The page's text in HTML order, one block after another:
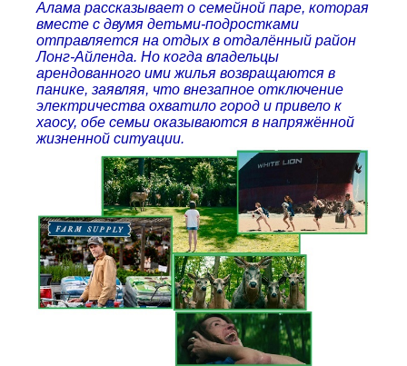
Алама рассказывает о семейной паре, которая
вместе с двумя детьми-подростками
отправляется на отдых в отдалённый район
Лонг-Айленда. Но когда владельцы
арендованного ими жилья возвращаются в
панике, заявляя, что внезапное отключение
электричества охватило город и привело к
хаосу, обе семьи оказываются в напряжённой
жизненной ситуации.